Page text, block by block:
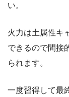
い。
火力は土属性キ
できるので間接
られます。
一度習得して最